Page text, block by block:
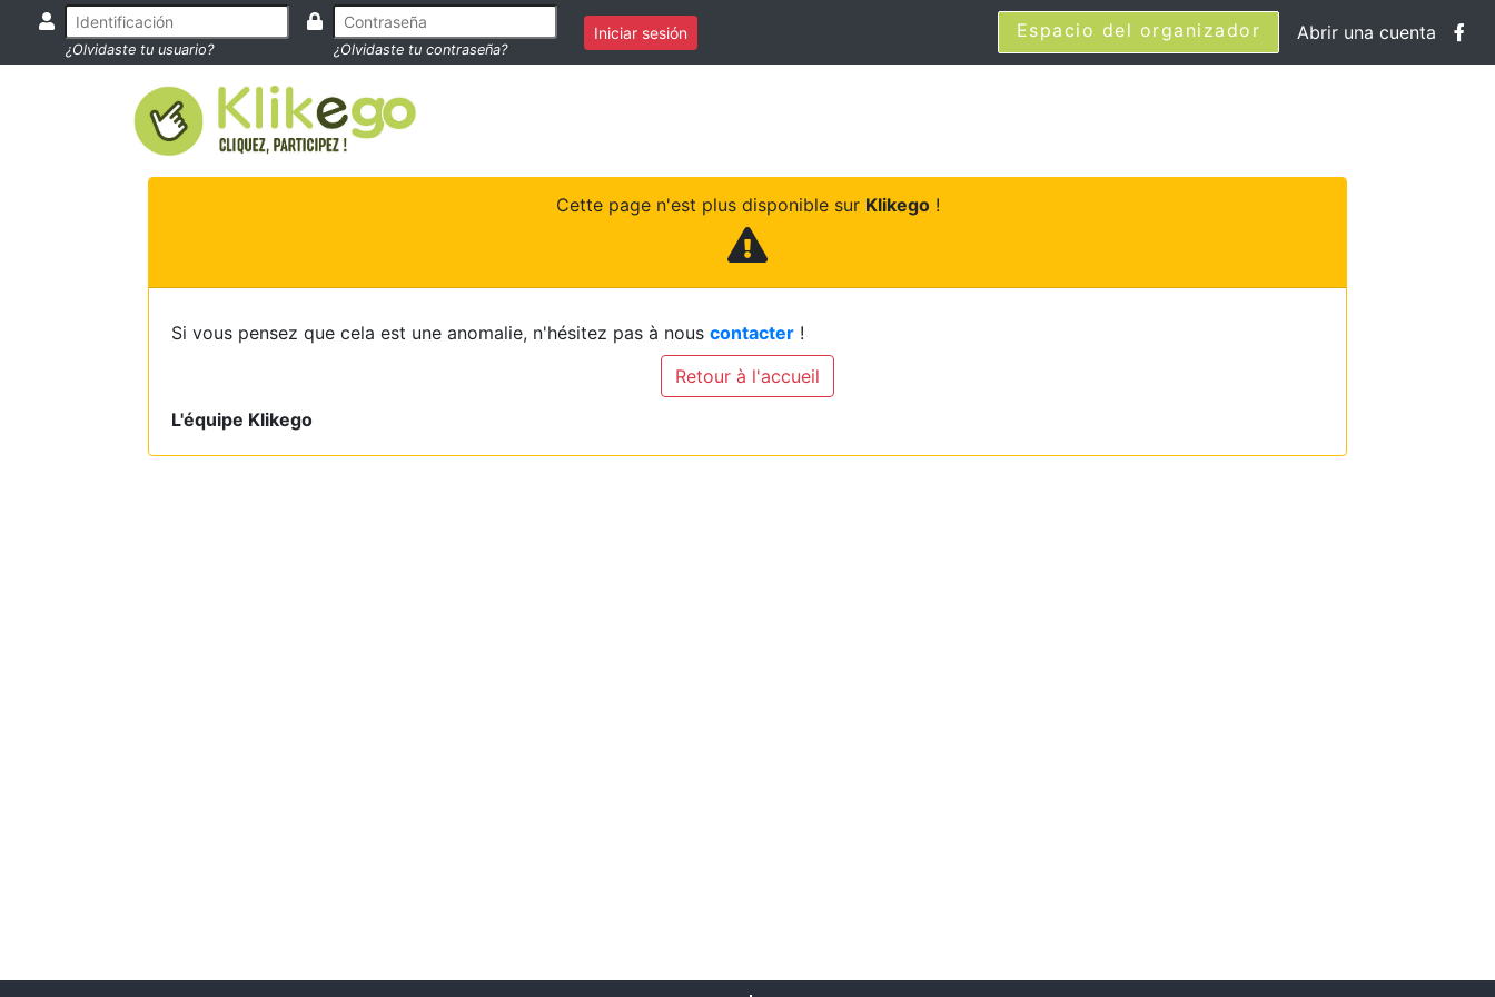
¿Olvidaste tu usuario? ¿Olvidaste tu contraseña?
Iniciar sesión Espacio del organizador Abrir una cuenta
Cette page n'est plus disponible sur Klikego!
Si vous pensez que cela est une anomalie, n'hésitez pas à nous contacter !
Retour à l'accueil
L'équipe Klikego